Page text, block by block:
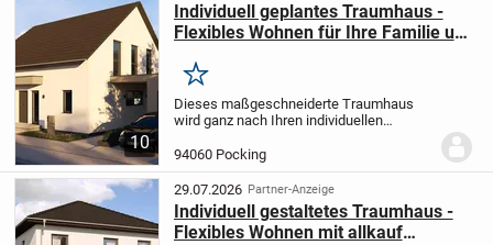
10
Individuell geplantes Traumhaus -
Flexibles Wohnen für Ihre Familie und
Merken
Dieses maßgeschneiderte Traumhaus
wird ganz nach Ihren individuellen
Wohnfläche von 181,79 m² fünf
lichtdurchflutete und großzügige Zimmer -
perfekt geeignet...
94060 Pocking
29.07.2026 Partner-Anzeige
Individuell gestaltetes Traumhaus -
Flexibles Wohnen mit allkauf